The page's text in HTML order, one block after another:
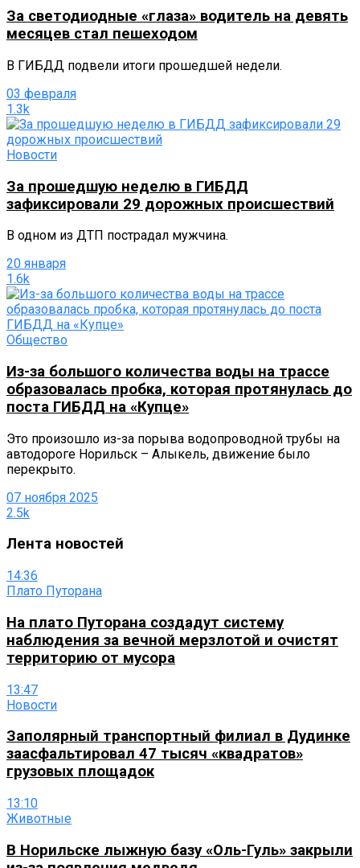
За светодиодные «глаза» водитель на девять
месяцев стал пешеходом
В ГИБДД подвели итоги прошедшей недели.
03 февраля
1.3k
Новости
За прошедшую неделю в ГИБДД
зафиксировали 29 дорожных происшествий
В одном из ДТП пострадал мужчина.
20 января
1.6k
Общество
Из-за большого количества воды на трассе
образовалась пробка, которая протянулась до
поста ГИБДД на «Купце»
Это произошло из-за порыва водопроводной трубы на
автодороге Норильск – Алыкель, движение было
перекрыто.
07 ноября 2025
2.5k
Лента новостей
14:36
Плато Путорана
На плато Путорана создадут систему
наблюдения за вечной мерзлотой и очистят
территорию от мусора
13:47
Новости
Заполярный транспортный филиал в Дудинке
заасфальтировал 47 тысяч «квадратов»
грузовых площадок
13:10
Животные
В Норильске лыжную базу «Оль-Гуль» закрыли